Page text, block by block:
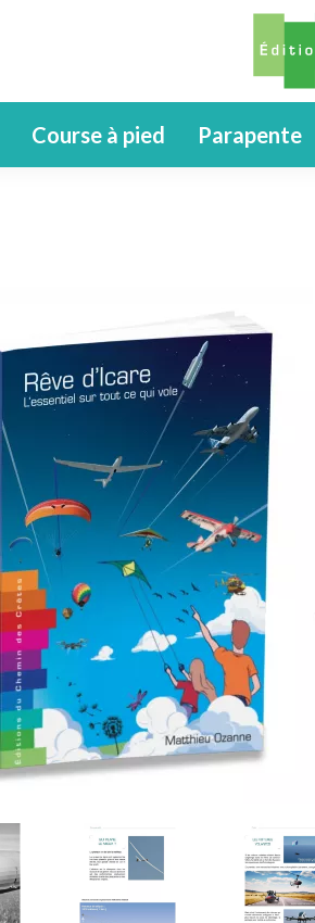
Course à pied Parapente